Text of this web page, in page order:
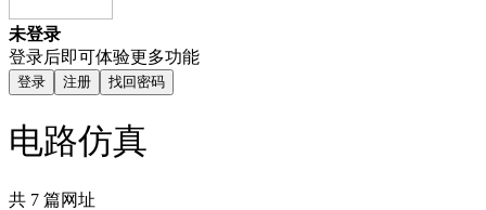
未登录
登录后即可体验更多功能
登录 注册 找回密码
电路仿真
共 7 篇网址